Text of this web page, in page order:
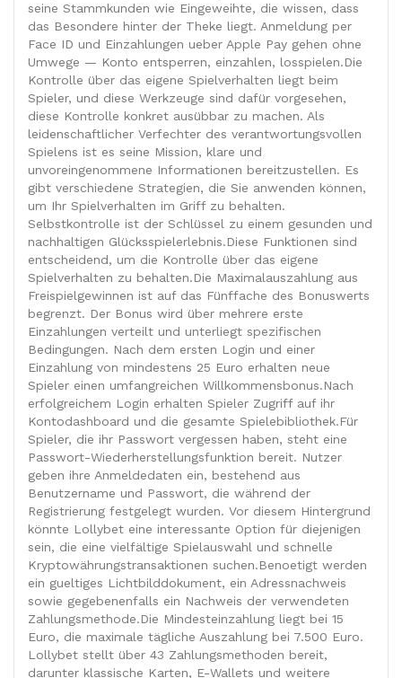
seine Stammkunden wie Eingeweihte, die wissen, dass
das Besondere hinter der Theke liegt. Anmeldung per
Face ID und Einzahlungen ueber Apple Pay gehen ohne
Umwege — Konto entsperren, einzahlen, losspielen.Die
Kontrolle über das eigene Spielverhalten liegt beim
Spieler, und diese Werkzeuge sind dafür vorgesehen,
diese Kontrolle konkret ausübbar zu machen. Als
leidenschaftlicher Verfechter des verantwortungsvollen
Spielens ist es seine Mission, klare und
unvoreingenommene Informationen bereitzustellen. Es
gibt verschiedene Strategien, die Sie anwenden können,
um Ihr Spielverhalten im Griff zu behalten.
Selbstkontrolle ist der Schlüssel zu einem gesunden und
nachhaltigen Glücksspielerlebnis.Diese Funktionen sind
entscheidend, um die Kontrolle über das eigene
Spielverhalten zu behalten.Die Maximalauszahlung aus
Freispielgewinnen ist auf das Fünffache des Bonuswerts
begrenzt. Der Bonus wird über mehrere erste
Einzahlungen verteilt und unterliegt spezifischen
Bedingungen. Nach dem ersten Login und einer
Einzahlung von mindestens 25 Euro erhalten neue
Spieler einen umfangreichen Willkommensbonus.Nach
erfolgreichem Login erhalten Spieler Zugriff auf ihr
Kontodashboard und die gesamte Spielebibliothek.Für
Spieler, die ihr Passwort vergessen haben, steht eine
Passwort-Wiederherstellungsfunktion bereit. Nutzer
geben ihre Anmeldedaten ein, bestehend aus
Benutzername und Passwort, die während der
Registrierung festgelegt wurden. Vor diesem Hintergrund
könnte Lollybet eine interessante Option für diejenigen
sein, die eine vielfältige Spielauswahl und schnelle
Kryptowährungstransaktionen suchen.Benoetigt werden
ein gueltiges Lichtbilddokument, ein Adressnachweis
sowie gegebenenfalls ein Nachweis der verwendeten
Zahlungsmethode.Die Mindesteinzahlung liegt bei 15
Euro, die maximale tägliche Auszahlung bei 7.500 Euro.
Lollybet stellt über 43 Zahlungsmethoden bereit,
darunter klassische Karten, E-Wallets und weitere